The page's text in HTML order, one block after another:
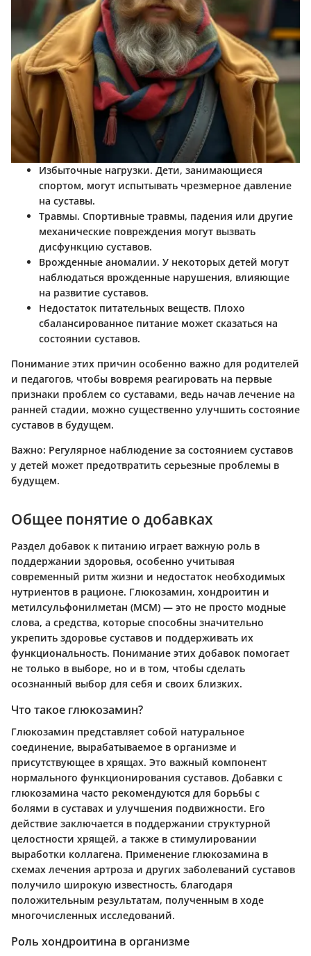
Избыточные нагрузки. Дети, занимающиеся
спортом, могут испытывать чрезмерное давление
на суставы.
Травмы. Спортивные травмы, падения или другие
механические повреждения могут вызвать
дисфункцию суставов.
Врожденные аномалии. У некоторых детей могут
наблюдаться врожденные нарушения, влияющие
на развитие суставов.
Недостаток питательных веществ. Плохо
сбалансированное питание может сказаться на
состоянии суставов.
Понимание этих причин особенно важно для родителей
и педагогов, чтобы вовремя реагировать на первые
признаки проблем со суставами, ведь начав лечение на
ранней стадии, можно существенно улучшить состояние
суставов в будущем.
Важно: Регулярное наблюдение за состоянием суставов
у детей может предотвратить серьезные проблемы в
будущем.
Общее понятие о добавках
Раздел добавок к питанию играет важную роль в
поддержании здоровья, особенно учитывая
современный ритм жизни и недостаток необходимых
нутриентов в рационе. Глюкозамин, хондроитин и
метилсульфонилметан (МСМ) — это не просто модные
слова, а средства, которые способны значительно
укрепить здоровье суставов и поддерживать их
функциональность. Понимание этих добавок помогает
не только в выборе, но и в том, чтобы сделать
осознанный выбор для себя и своих близких.
Что такое глюкозамин?
Глюкозамин представляет собой натуральное
соединение, вырабатываемое в организме и
присутствующее в хрящах. Это важный компонент
нормального функционирования суставов. Добавки с
глюкозамина часто рекомендуются для борьбы с
болями в суставах и улучшения подвижности. Его
действие заключается в поддержании структурной
целостности хрящей, а также в стимулировании
выработки коллагена. Применение глюкозамина в
схемах лечения артроза и других заболеваний суставов
получило широкую известность, благодаря
положительным результатам, полученным в ходе
многочисленных исследований.
Роль хондроитина в организме